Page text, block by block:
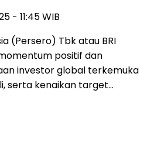
- 11:45 WIB
(Persero) Tbk atau BRI
positif dan
investor global terkemuka
serta kenaikan target…